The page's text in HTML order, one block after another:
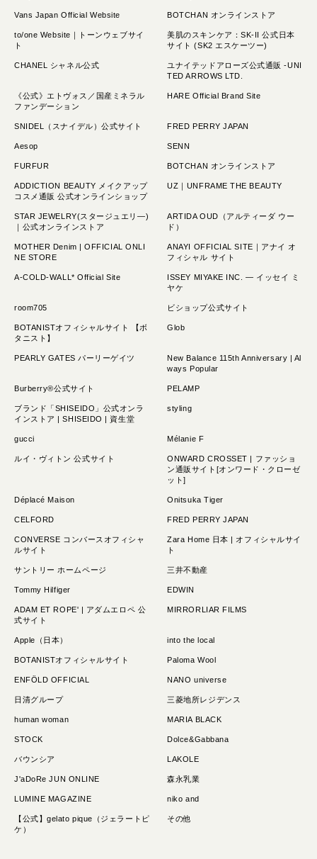
Vans Japan Official Website BOTCHAN オンラインストア
to/one Website｜トーンウェブサイ
ト
美肌のスキンケア：SK-II 公式日本
サイト (SK2 エスケーツー)
CHANEL シャネル公式
ユナイテッドアローズ公式通販 -UNI
TED ARROWS LTD.
《公式》エトヴォス／国産ミネラル
ファンデーション
HARE Official Brand Site
SNIDEL（スナイデル）公式サイト FRED PERRY JAPAN
Aesop SENN
FURFUR BOTCHAN オンラインストア
ADDICTION BEAUTY メイクアップ
コスメ通販 公式オンラインショップ
UZ｜UNFRAME THE BEAUTY
STAR JEWELRY(スタージュエリ―)
｜公式オンラインストア
ARTIDA OUD（アルティーダ ウー
ド）
MOTHER Denim | OFFICIAL ONLI
NE STORE
ANAYI OFFICIAL SITE｜アナイ オ
フィシャル サイト
A-COLD-WALL* Official Site
ISSEY MIYAKE INC. — イッセイ ミ
ヤケ
room705 ビショップ公式サイト
BOTANISTオフィシャルサイト 【ボ
タニスト】
Glob
PEARLY GATES パーリーゲイツ
New Balance 115th Anniversary | Al
ways Popular
Burberry®公式サイト PELAMP
ブランド「SHISEIDO」公式オンラ
インストア | SHISEIDO | 資生堂
styling
gucci Mélanie F
ルイ・ヴィトン 公式サイト
ONWARD CROSSET | ファッショ
ン通販サイト[オンワード・クローゼ
ット]
Déplacé Maison Onitsuka Tiger
CELFORD FRED PERRY JAPAN
CONVERSE コンバースオフィシャ
ルサイト
Zara Home 日本 | オフィシャルサイ
ト
サントリー ホームページ 三井不動産
Tommy Hilfiger EDWIN
ADAM ET ROPE' | アダムエロペ 公
式サイト
MIRRORLIAR FILMS
Apple（日本） into the local
BOTANISTオフィシャルサイト Paloma Wool
ENFÖLD OFFICIAL NANO universe
日清グループ 三菱地所レジデンス
human woman MARIA BLACK
STOCK Dolce&Gabbana
バウンシア LAKOLE
J'aDoRe JUN ONLINE 森永乳業
LUMINE MAGAZINE niko and
【公式】gelato pique（ジェラートピ
ケ）
その他